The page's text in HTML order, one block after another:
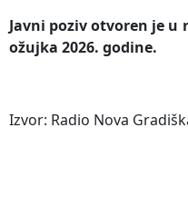
Javni poziv otvoren je u
ožujka 2026. godine.
Izvor: Radio Nova